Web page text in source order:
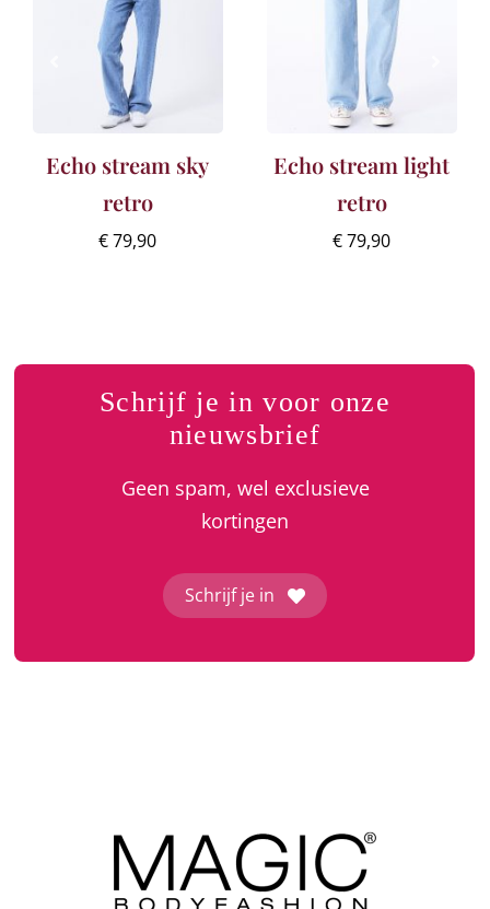
Echo stream sky
retro
€79,90
Echo stream light
retro
€79,90
Schrijf je in voor onze
nieuwsbrief
Geen spam, wel exclusieve
kortingen
Schrijf je in